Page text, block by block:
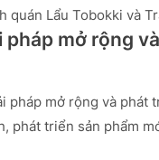
quán Lẩu Tobokki và
pháp mở rộng
pháp mở rộng và phát
phát triển sản phẩm